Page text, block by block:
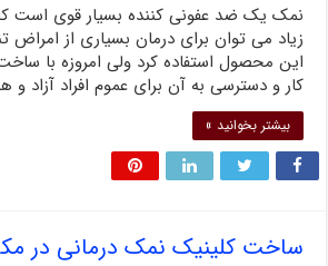
نمک یک ضد عفونی کننده بسیار قوی است
زیاد می توان برای درمان بسیاری از امراض
این محصول استفاده کرد ولی امروزه با
کار و دسترسی به آن برای عموم افراد آزاد و
بیشتر بخوانید »
ساخت کلینیک نمک درمانی در